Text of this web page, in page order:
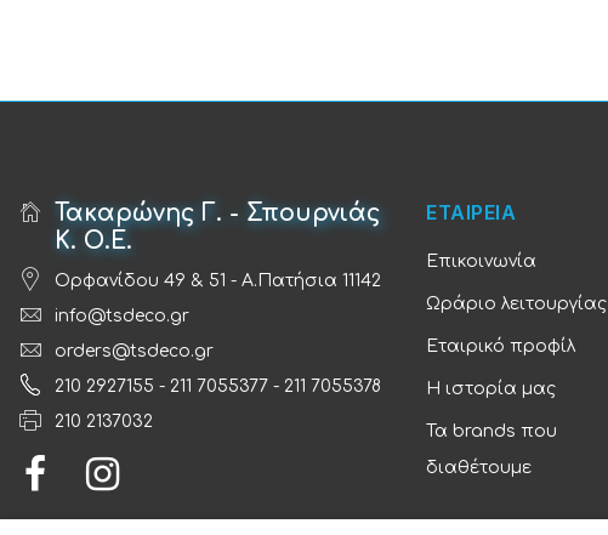
Τακαρώνης Γ. - Σπουρνιάς
Κ. Ο.Ε.
Ορφανίδου 49 & 51 - Α.Πατήσια 11142
info@tsdeco.gr
orders@tsdeco.gr
210 2927155 - 211 7055377 - 211 7055378
210 2137032
ΕΤΑΙΡΕΙΑ
Επικοινωνία
Ωράριο λειτουργίας
Εταιρικό προφίλ
Η ιστορία μας
Τα brands που
διαθέτουμε